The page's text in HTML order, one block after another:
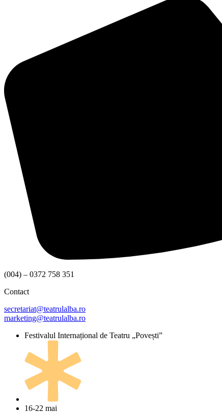
(004) – 0372 758 351
Contact
secretariat@teatrulalba.ro
marketing@teatrulalba.ro
Festivalul Internațional de Teatru „Povești”
16-22 mai